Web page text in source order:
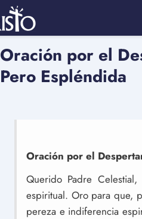
Oración por el
Pero Espléndida
Oración por el
Querido Padre
espiritual. Oro para que,
pereza e indiferencia